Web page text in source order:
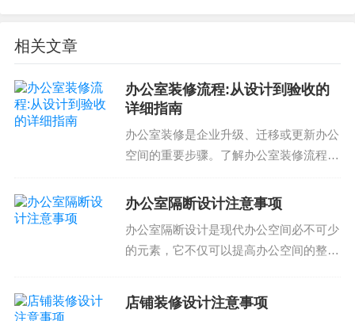
咨询我们的装修专家，我们将为您提供专业的装修
服务和指导，帮助您在海珠区找到合适的装修设计
公司，给您的家带来完美的空间。
相关文章
办公室装修流程:从设计到验收的
详细指南
办公室装修是企业升级、迁移或更新办公
空间的重要步骤。了解办公室装修流程有
修风险，提高装修效率。下面我们将为你
装修流程办公室装修流...
办公室隔断设计注意事项
办公室隔断设计是现代办公空间必不可少
的元素，它不仅可以提高办公空间的整体
间尺寸、人员流动、功能需求等。以下是
店铺装修设计注意事项